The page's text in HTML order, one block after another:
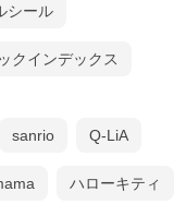
シール
クインデックス
sanrio Q-LiA
ハローキティ